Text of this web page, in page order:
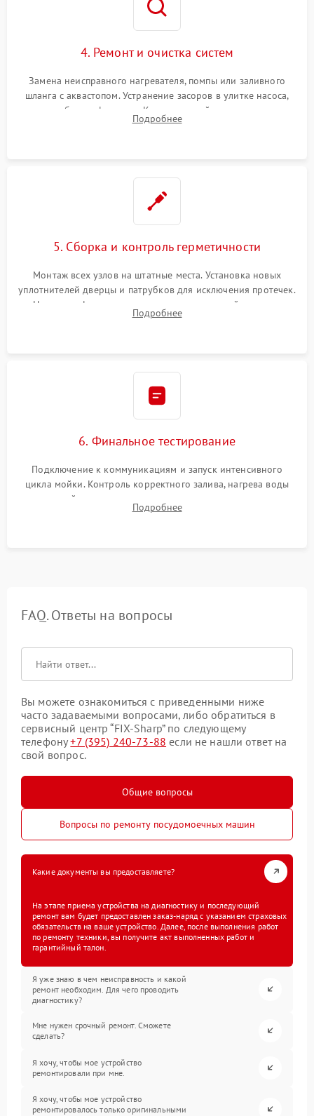
4. Ремонт и очистка систем
Замена неисправного нагревателя, помпы или заливного
шланга с аквастопом. Устранение засоров в улитке насоса,
патрубках и фильтрах. Компонентный ремонт платы
управления, восстановление поврежденной проводки.
Подробнее
5. Сборка и контроль герметичности
Монтаж всех узлов на штатные места. Установка новых
уплотнителей дверцы и патрубков для исключения протечек.
Надежная фиксация хомутов гидравлической системы,
сборка корпуса и установка датчика поплавка.
Подробнее
6. Финальное тестирование
Подключение к коммуникациям и запуск интенсивного
цикла мойки. Контроль корректного залива, нагрева воды
до нужной температуры, отсутствия посторонних шумов,
штатного слива и абсолютной сухости в поддоне.
Подробнее
FAQ. Ответы на вопросы
Вы можете ознакомиться с приведенными ниже
часто задаваемыми вопросами, либо обратиться в
сервисный центр “FIX-Sharp” по следующему
телефону+7 (395) 240-73-88 если не нашли ответ на
свой вопрос.
Общие вопросы
Вопросы по ремонту посудомоечных машин
Какие документы вы предоставляете?
На этапе приема устройства на диагностику и последующий
ремонт вам будет предоставлен заказ-наряд с указанием страховых
обязательств на ваше устройство. Далее, после выполнения работ
по ремонту техники, вы получите акт выполненных работ и
гарантийный талон.
Я уже знаю в чем неисправность и какой
ремонт необходим. Для чего проводить
диагностику?
Мне нужен срочный ремонт. Сможете
сделать?
Я хочу, чтобы мое устройство
ремонтировали при мне.
Я хочу, чтобы мое устройство
ремонтировалось только оригинальными